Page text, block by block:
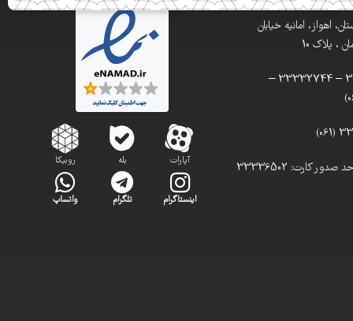
اهواز، امانیه خیابان
، پلاک 10
تلفن: 33332900 – 33332744 –
تلفن مستقیم واحد صدور کارت: 33336502
آپارات بله روبیکا
اینستاگرام تلگرام واتساپ